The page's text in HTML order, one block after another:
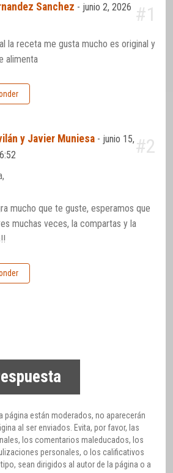
Sanchez - junio 2, 2026 #1
la receta me gusta mucho es original y
alimenta
y Javier Muniesa - junio 15, #2
mucho que te guste, esperamos que
muchas veces, la compartas y la
página están moderados, no aparecerán
al ser enviados. Evita, por favor, las
los comentarios maleducados, los
personales, o los calificativos
sean dirigidos al autor de la página o a